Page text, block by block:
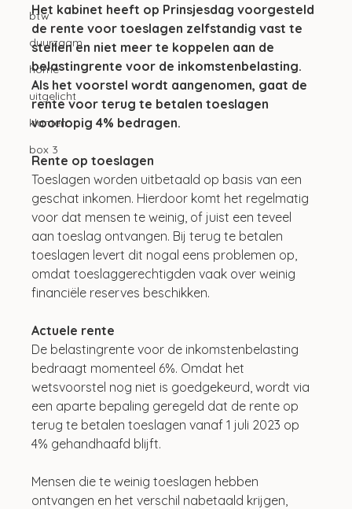
btw
duurzaam
home
uitgelicht
klanten
box 3
Het kabinet heeft op Prinsjesdag voorgesteld
de rente voor toeslagen zelfstandig vast te
stellen en niet meer te koppelen aan de
belastingrente voor de inkomstenbelasting.
Als het voorstel wordt aangenomen, gaat de
rente voor terug te betalen toeslagen
voorlopig 4% bedragen.
Rente op toeslagen
Toeslagen worden uitbetaald op basis van een
geschat inkomen. Hierdoor komt het regelmatig
voor dat mensen te weinig, of juist een teveel
aan toeslag ontvangen. Bij terug te betalen
toeslagen levert dit nogal eens problemen op,
omdat toeslaggerechtigden vaak over weinig
financiële reserves beschikken.
Actuele rente
De belastingrente voor de inkomstenbelasting
bedraagt momenteel 6%. Omdat het
wetsvoorstel nog niet is goedgekeurd, wordt via
een aparte bepaling geregeld dat de rente op
terug te betalen toeslagen vanaf 1 juli 2023 op
4% gehandhaafd blijft.
Mensen die te weinig toeslagen hebben
ontvangen en het verschil nabetaald krijgen,